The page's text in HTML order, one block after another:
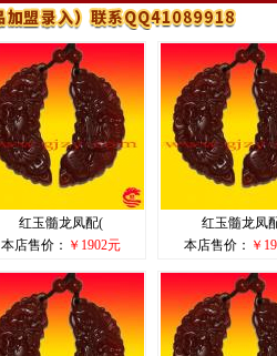
红玉髓龙凤配(
本店售价： ￥1902元
红玉髓龙凤
本店售价： ￥